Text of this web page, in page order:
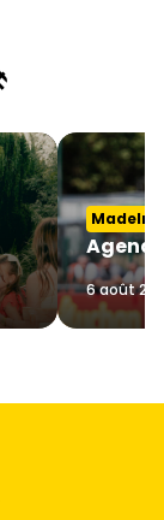
6 août